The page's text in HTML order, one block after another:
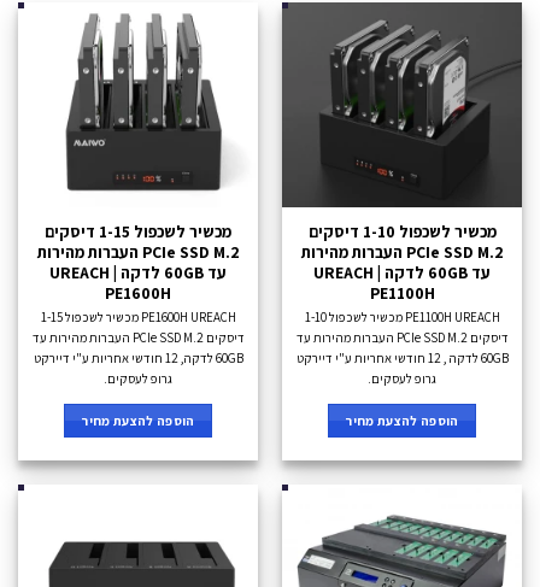
מכשיר לשכפול 1-10 דיסקים
PCIe SSD M.2 העברות מהירות
עד 60GB לדקה UREACH |
PE1100H
PE1100H UREACH מכשיר לשכפול 1-10
דיסקים PCIe SSD M.2 העברות מהירות עד
60GB לדקה , 12 חודשי אחריות ע"י דיירקט
גרופ לעסקים.
הוספה להצעת מחיר
מכשיר לשכפול 1-15 דיסקים
PCIe SSD M.2 העברות מהירות
עד 60GB לדקה UREACH |
PE1600H
PE1600H UREACH מכשיר לשכפול 1-15
דיסקים PCIe SSD M.2 העברות מהירות עד
60GB לדקה, 12 חודשי אחריות ע"י דיירקט
גרופ לעסקים.
הוספה להצעת מחיר